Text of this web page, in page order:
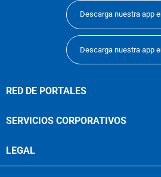
Descarga nuestra app
Descarga nuestra app
RED DE PORTALES
SERVICIOS CORPORATIVOS
LEGAL